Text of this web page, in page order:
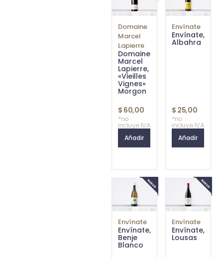
Domaine
Marcel
Lapierre
Domaine
Marcel
Lapierre,
«Vieilles
Vignes»
Morgon
$ 60,00
*no
incluye IVA
Añadir
Envínate
Envínate,
Albahra
$ 25,00
*no
incluye IVA
Añadir
Envínate
Envínate,
Benje
Blanco
Envínate
Envínate,
Lousas